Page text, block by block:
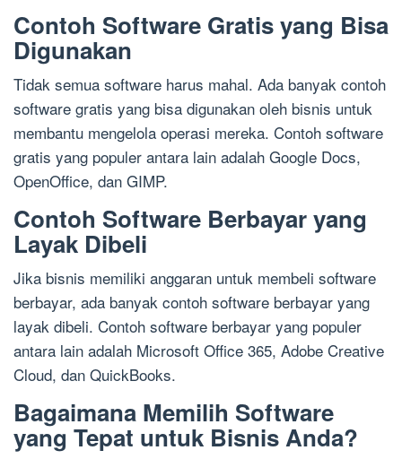
Contoh Software Gratis yang Bisa
Digunakan
Tidak semua software harus mahal. Ada banyak contoh
software gratis yang bisa digunakan oleh bisnis untuk
membantu mengelola operasi mereka. Contoh software
gratis yang populer antara lain adalah Google Docs,
OpenOffice, dan GIMP.
Contoh Software Berbayar yang
Layak Dibeli
Jika bisnis memiliki anggaran untuk membeli software
berbayar, ada banyak contoh software berbayar yang
layak dibeli. Contoh software berbayar yang populer
antara lain adalah Microsoft Office 365, Adobe Creative
Cloud, dan QuickBooks.
Bagaimana Memilih Software
yang Tepat untuk Bisnis Anda?